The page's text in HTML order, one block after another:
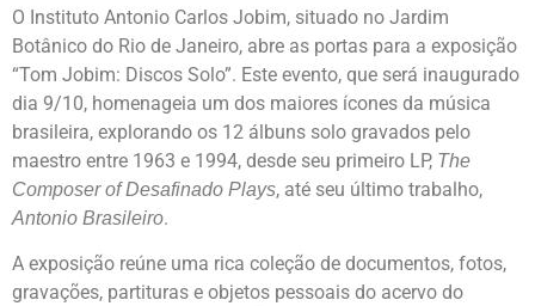
O Instituto Antonio Carlos Jobim, situado no Jardim
Botânico do Rio de Janeiro, abre as portas para a exposição
“Tom Jobim: Discos Solo”. Este evento, que será inaugurado
dia 9/10, homenageia um dos maiores ícones da música
brasileira, explorando os 12 álbuns solo gravados pelo
maestro entre 1963 e 1994, desde seu primeiro LP, The
Composer of Desafinado Plays, até seu último trabalho,
Antonio Brasileiro.
A exposição reúne uma rica coleção de documentos, fotos,
gravações, partituras e objetos pessoais do acervo do